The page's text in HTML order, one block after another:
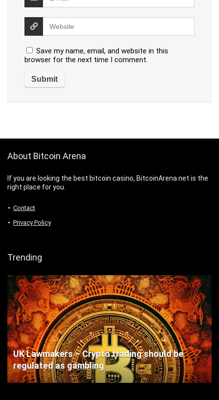
Save my name, email, and website in this
browser for the next time I comment.
About Bitcoin Arena
If you are looking the best bitcoin casino, BitcoinArena.net is the
right place for you.
Contact
Privacy Policy
Trending
UK Lawmakers – Crypto trading should be
regulated as gambling